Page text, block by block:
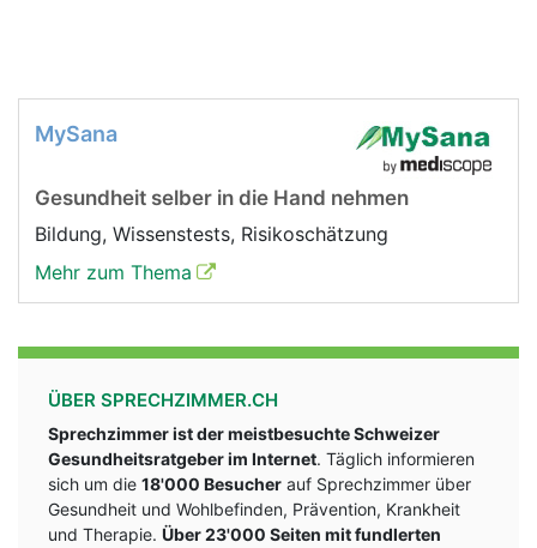
MySana
Gesundheit selber in die Hand nehmen
Bildung, Wissenstests, Risikoschätzung
Mehr zum Thema
ÜBER SPRECHZIMMER.CH
Sprechzimmer ist der meistbesuchte Schweizer
Gesundheitsratgeber im Internet. Täglich informieren
sich um die 18'000 Besucher auf Sprechzimmer über
Gesundheit und Wohlbefinden, Prävention, Krankheit
und Therapie. Über 23'000 Seiten mit fundlerten